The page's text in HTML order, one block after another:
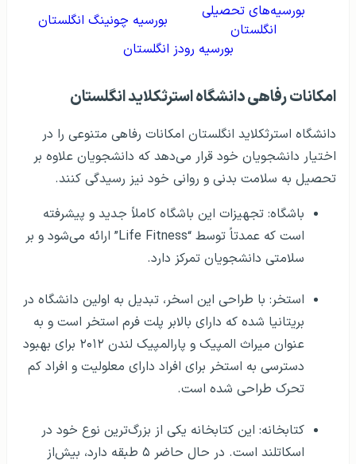
بورسیه‌های تحصیلی
انگلستان
بورسیه چونینگ انگلستان
بورسیه رودز انگلستان
امکانات رفاهی دانشگاه استرثکلاید انگلستان
دانشگاه استرثکلاید انگلستان امکانات رفاهی متنوعی را در
اختیار دانشجویان خود قرار می‌دهد که دانشجویان علاوه بر
تحصیل به سلامت بدنی و روانی خود نیز رسیدگی کنند.
باشگاه: تجهیزات این باشگاه کاملاً جدید و پیشرفته
است که عمدتاً توسط “Life Fitness” ارائه می‌شود و بر
سلامتی دانشجویان تمرکز دارد.
استخر: با طراحی این اسخر، تبدیل به اولین دانشگاه در
بریتانیا شده که دارای بالابر پلت فرم استخر است و به
عنوان میراث المپیک و پارالمپیک لندن ۲۰۱۲ برای بهبود
دسترسی به استخر برای افراد دارای معلولیت و افراد کم
تحرک طراحی شده است.
کتابخانه: این کتابخانه یکی از بزرگ‌ترین نوع خود در
اسکاتلند است. در حال حاضر ۵ طبقه دارد، بیش‌از